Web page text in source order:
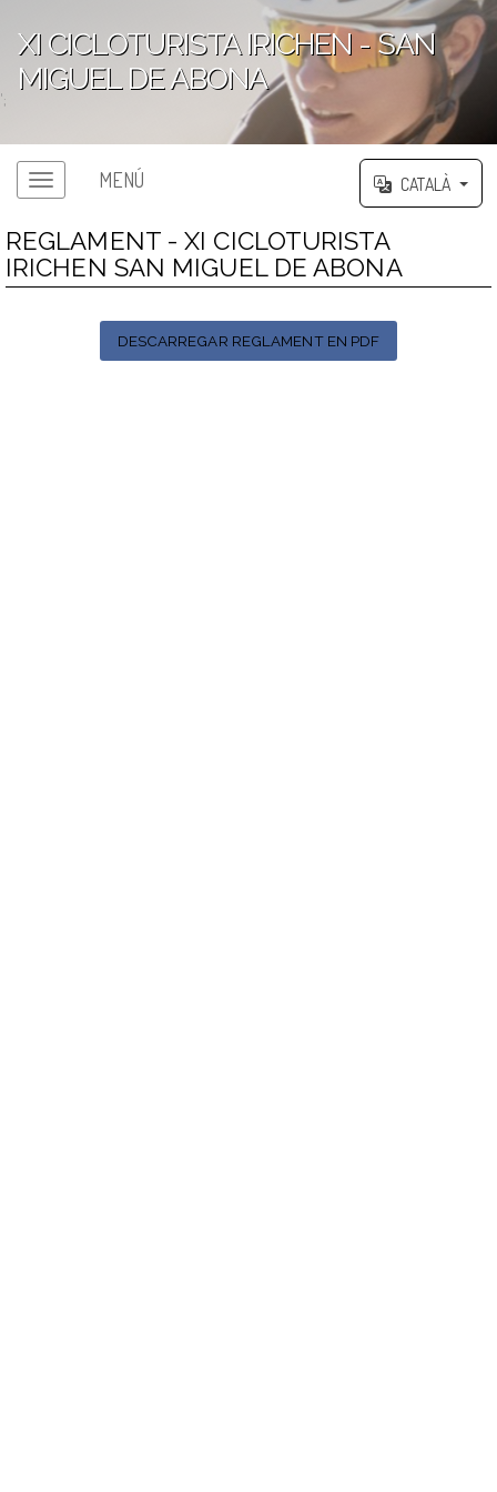
XI CICLOTURISTA IRICHEN - SAN
MIGUEL DE ABONA
';
MENÚ CATALÀ
REGLAMENT - XI CICLOTURISTA
IRICHEN SAN MIGUEL DE ABONA
DESCARREGAR REGLAMENT EN PDF